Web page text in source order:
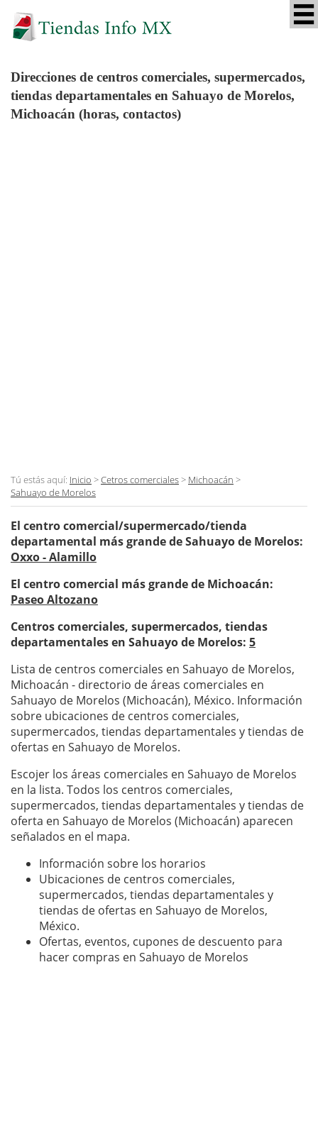
Direcciones de centros comerciales, supermercados,
tiendas departamentales en Sahuayo de Morelos,
Michoacán (horas, contactos)
Tú estás aquí: Inicio >Cetros comerciales> Michoacán >
Sahuayo de Morelos
El centro comercial/supermercado/tienda
departamental más grande de Sahuayo de Morelos:
Oxxo - Alamillo
El centro comercial más grande de Michoacán:
Paseo Altozano
Centros comerciales, supermercados, tiendas
departamentales en Sahuayo de Morelos: 5
Lista de centros comerciales en Sahuayo de Morelos,
Michoacán - directorio de áreas comerciales en
Sahuayo de Morelos (Michoacán), México. Información
sobre ubicaciones de centros comerciales,
supermercados, tiendas departamentales y tiendas de
ofertas en Sahuayo de Morelos.
Escojer los áreas comerciales en Sahuayo de Morelos
en la lista. Todos los centros comerciales,
supermercados, tiendas departamentales y tiendas de
oferta en Sahuayo de Morelos (Michoacán) aparecen
señalados en el mapa.
Información sobre los horarios
Ubicaciones de centros comerciales,
supermercados, tiendas departamentales y
tiendas de ofertas en Sahuayo de Morelos,
México.
Ofertas, eventos, cupones de descuento para
hacer compras en Sahuayo de Morelos